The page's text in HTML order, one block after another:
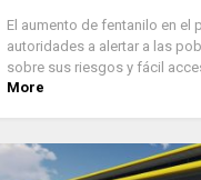
El aumento de fentanilo en el
autoridades a alertar a las
sobre sus riesgos y fácil
More